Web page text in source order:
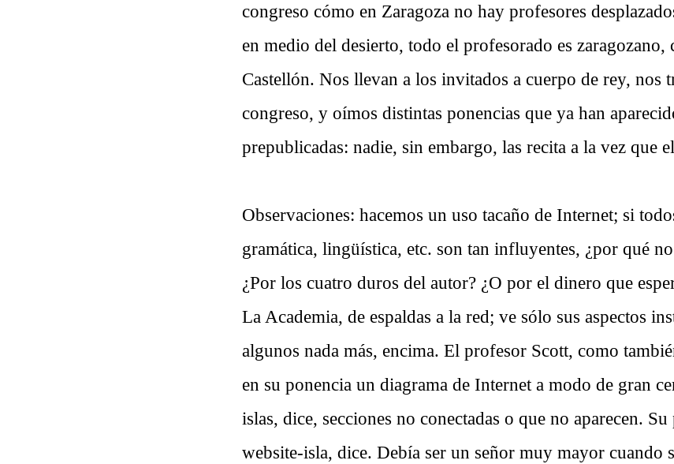
congreso cómo en Zaragoza no hay profesores
en medio del desierto, todo el profesorado es zaragozano,
Castellón. Nos llevan a los invitados a cuerpo de rey, nos
congreso, y oímos distintas ponencias que ya han
prepublicadas: nadie, sin embargo, las recita a la vez que
Observaciones: hacemos un uso tacaño de Internet; si
gramática, lingüística, etc. son tan influyentes, ¿por qué
¿Por los cuatro duros del autor? ¿O por el dinero que
La Academia, de espaldas a la red; ve sólo sus aspectos
algunos nada más, encima. El profesor Scott, como
en su ponencia un diagrama de Internet a modo de gran
islas, dice, secciones no conectadas o que no aparecen. Su
website-isla, dice. Debía ser un señor muy mayor cuando